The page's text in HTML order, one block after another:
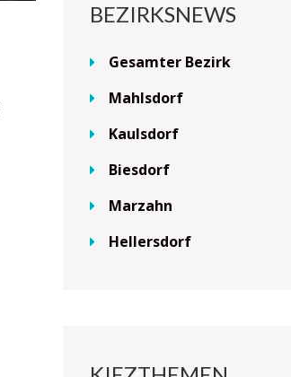
BEZIRKSNEWS
Gesamter Bezirk
Mahlsdorf
Kaulsdorf
Biesdorf
Marzahn
Hellersdorf